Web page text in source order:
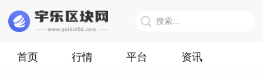
首页 行情 平台 资讯